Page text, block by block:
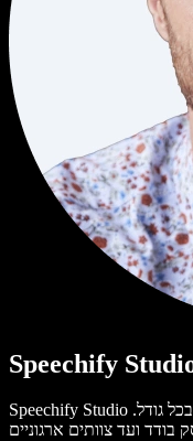
Speechify Studio הופך את עבודת צוותי הקריאייטיב לפשוטה בכל גודל.